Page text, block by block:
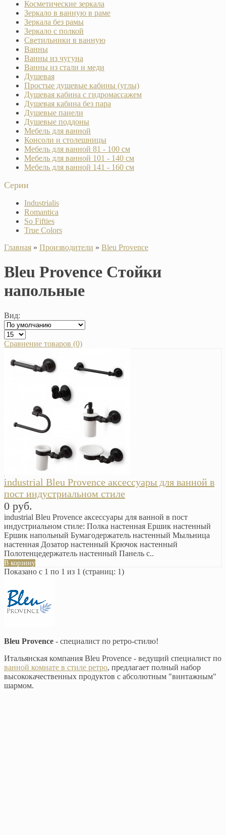
Косметические зеркала
Зеркало в ванную в раме
Зеркала без рамы
Зеркало с полкой
Светильники в ванную
Ванны
Ванны из чугуна
Ванны из стали и меди
Душевая
Простые душевые кабины (углы)
Душевая кабина с гидромассажем
Душевая кабина без пара
Душевые панели
Душевые поддоны
Мебель для ванной
Консоли и столешницы
Мебель для ванной 81 - 100 см
Мебель для ванной 101 - 140 см
Мебель для ванной 141 - 160 см
Серии
Industrialis
Romantica
So Fifties
True Colors
Главная » Производители » Bleu Provence
Bleu Provence Стойки
напольные
Вид:
Сравнение товаров (0)
industrial Bleu Provence аксессуары для ванной в
пост индустриальном стиле
0 руб.
industrial Bleu Provence аксессуары для ванной в пост
индустриальном стиле: Полка настенная Ершик настенный
Ершик напольный Бумагодержатель настенный Мыльница
настенная Дозатор настенный Крючок настенный
Полотенцедержатель настенный Панель с..
В корзину
Показано с 1 по 1 из 1 (страниц: 1)
Bleu Provence - специалист по ретро-стилю!
Итальянская компания Bleu Provence - ведущий специалист по
ванной комнате в стиле ретро, предлагает полный набор
высококачественных продуктов с абсолютным "винтажным"
шармом.